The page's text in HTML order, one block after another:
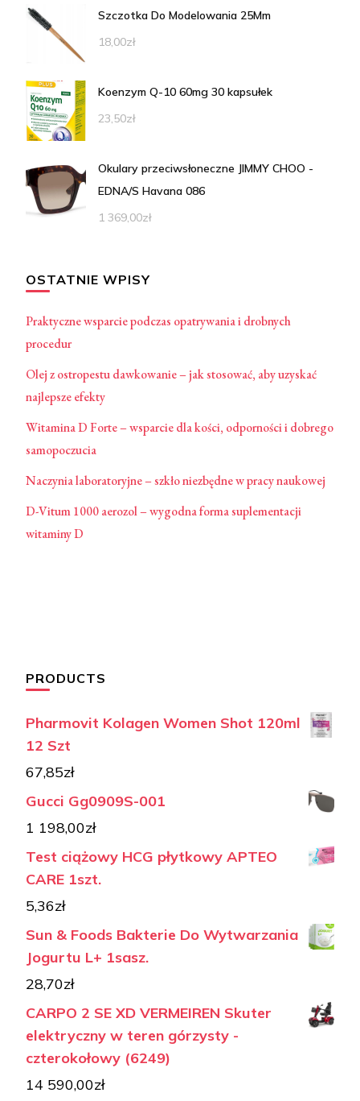
Szczotka Do Modelowania 25Mm
18,00zł
Koenzym Q-10 60mg 30 kapsułek
23,50zł
Okulary przeciwsłoneczne JIMMY CHOO -
EDNA/S Havana 086
1 369,00zł
OSTATNIE WPISY
Praktyczne wsparcie podczas opatrywania i drobnych
procedur
Olej z ostropestu dawkowanie – jak stosować, aby uzyskać
najlepsze efekty
Witamina D Forte – wsparcie dla kości, odporności i dobrego
samopoczucia
Naczynia laboratoryjne – szkło niezbędne w pracy naukowej
D-Vitum 1000 aerozol – wygodna forma suplementacji
witaminy D
PRODUCTS
Pharmovit Kolagen Women Shot 120ml
12 Szt
67,85zł
Gucci Gg0909S-001
1 198,00zł
Test ciążowy HCG płytkowy APTEO
CARE 1szt.
5,36zł
Sun & Foods Bakterie Do Wytwarzania
Jogurtu L+ 1sasz.
28,70zł
CARPO 2 SE XD VERMEIREN Skuter
elektryczny w teren górzysty -
czterokołowy (6249)
14 590,00zł